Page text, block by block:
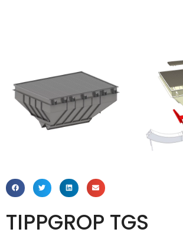
TIPPGROP TGS